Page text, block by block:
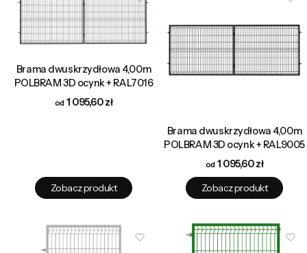
Brama dwuskrzydłowa 4,00m
POLBRAM 3D ocynk + RAL7016
Cena1 095,60 zł
Zobacz produkt
Brama dwuskrzydłowa 4,00m
POLBRAM 3D ocynk + RAL9005
Cena1 095,60 zł
Zobacz produkt